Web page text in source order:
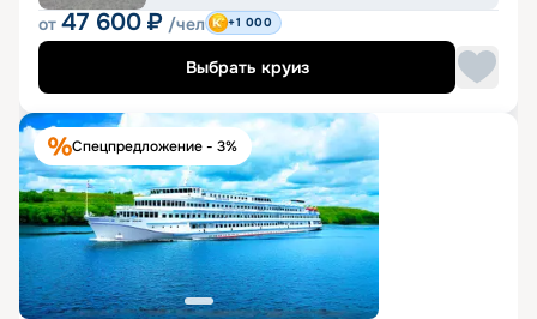
от 47 600 ₽ /чел +1 000
Выбрать круиз
Спецпредложение - 3%